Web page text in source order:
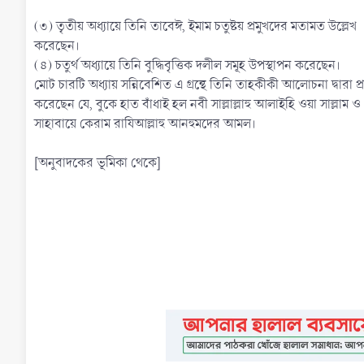
(৩) তৃতীয় অধ্যায়ে তিনি তাবেঈ, ইমাম চতুষ্টয় প্রমুখদের মতামত উল্লেখ
করেছেন।
(৪) চতুর্থ অধ্যায়ে তিনি বুদ্ধিবৃত্তিক দলীল সমূহ উপস্থাপন করেছেন।
মোট চারটি অধ্যায় সন্নিবেশিত এ গ্রন্থে তিনি তাহকীকী আলোচনা দ্বারা
করেছেন যে, বুকে হাত বাঁধাই হল নবী সাল্লাল্লাহু আলাইহি ওয়া সাল্লাম ও
সাহাবায়ে কেরাম রাযিআল্লাহু আনহুমদের আমল।
[অনুবাদকের ভূমিকা থেকে]